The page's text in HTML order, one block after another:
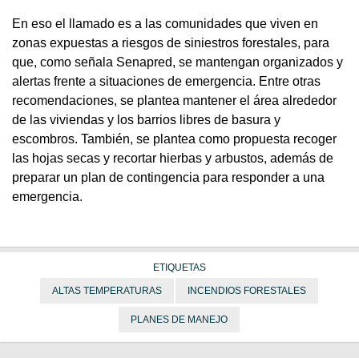
En eso el llamado es a las comunidades que viven en
zonas expuestas a riesgos de siniestros forestales, para
que, como señala Senapred, se mantengan organizados y
alertas frente a situaciones de emergencia. Entre otras
recomendaciones, se plantea mantener el área alrededor
de las viviendas y los barrios libres de basura y
escombros. También, se plantea como propuesta recoger
las hojas secas y recortar hierbas y arbustos, además de
preparar un plan de contingencia para responder a una
emergencia.
ETIQUETAS
ALTAS TEMPERATURAS INCENDIOS FORESTALES
PLANES DE MANEJO